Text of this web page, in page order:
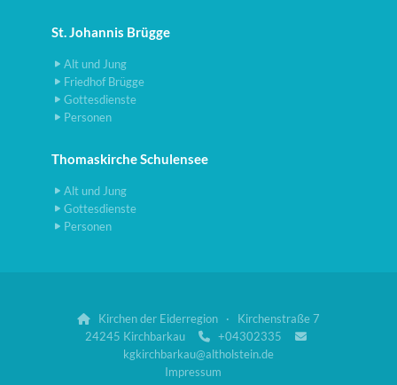
St. Johannis Brügge
Alt und Jung
Friedhof Brügge
Gottesdienste
Personen
Thomaskirche Schulensee
Alt und Jung
Gottesdienste
Personen

Kirchen der Eiderregion · Kirchenstraße 7
24245 Kirchbarkau
 +04302335 
kgkirchbarkau@altholstein.de
Impressum